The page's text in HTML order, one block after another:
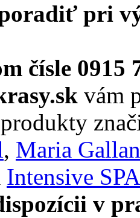
pri
čísle 0915
vám
, Maria
Intensive SPA
v